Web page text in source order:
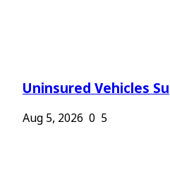
Uninsured Vehicles
Aug 5, 2026 0 5